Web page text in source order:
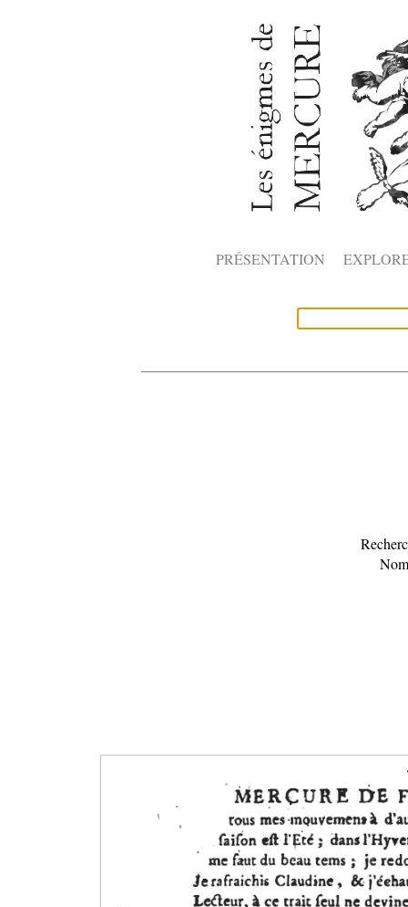
PRÉSENTATION